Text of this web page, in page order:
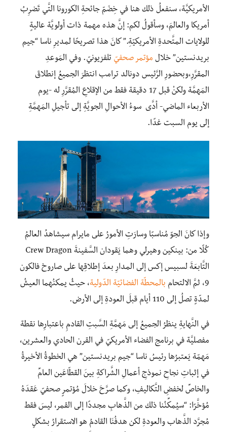
الأمريكيَّة، سنفعلُ ذلك هنا في خِضَمّ جائحةِ الكورونا التَّي تَضرِبُ
أمريكا والعالمَ، وسأقولُ لكم: إنَّ هذه مهمة ذات أولويَّة عاليةٍ
للولايات المتَّحدةِ الأمريكيّةِ.” كانَ هذا تصريحًا لمديرِ ناسا “جيم
بريدنستين” خلال مؤتمر صحفيّ تلفزيونيّ. وفي المَوعدِ
المقرَّرِ،وبحضورِ الرَّئيس دونالد ترامب انتظرَ الجميعُ إنطلاقَ
المَهمَّة ولكنْ قبل 17 دقيقة فقط من الإقلاعِ المُقرَّرِ له -يوم
الأربعاء الماضي- أدَّى سوءُ الأحوالِ الجويَّةِ إلى تأجيلِ المَهمَّةِ
إلى يوم السبت غدًا.
وإذا كانَ الجوّ مُناسبًا وسارَتِ الأمورُ على مايرام سيشاهدُ العالمُ
كُلًا من: بينكين وهيرلي وهما يَقودان السَّفينةَ Crew Dragon
التَّابعَةَ لسبيس إكس إلى المدارِ بعدَ إطلاقِها على صاروخ فالكون
9، ثمَّ الالتحام
بالمحطّة الفضائيّة الدّولية، حيثُ يمكنُهما العيشُ
لمدّةٍ تصلُ إلى 110 أيام قبلَ العودةِ إلى الأرض.
في النَّهايةِ ينظرُ الجميعُ إلى مَهمَّةِ السَّبتِ القادمِ باعتبارِها نقطة
مفصليَّة في برنامج الفضاء الأمريكيّ في القرن الحادي والعشرين،
مَهمّة يَعتبرُها رئيسُ ناسا “جيم بريدنستين” هي الخطوةُ الأخيرةُ
في إثباتِ نجاحِ نموذجِ أعمالِ الشَّراكةِ بينَ القطّاعَين العامِّ
والخاصِّ لخفضِ التَّكاليفِ، وكما صرَّحَ خلالَ مُؤتمرٍ صحفيّ عَقدَهُ
مُؤخَّرًا: “سيُمكِّنُنا ذلك من الذَّهابِ مجددًا إلى القمر، ليسَ فقط
مُجرَّد الذَّهاب والعودةِ لكن هدفُنَا القادمُ هو الاستقرارُ بشكلٍ